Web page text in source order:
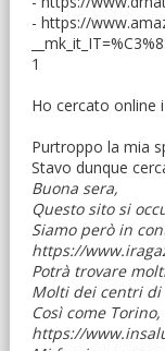
- https://
1
Ho cercato online
Purtroppo la mia
Stavo dunque
Buona sera,
Questo sito si
Siamo però in
https://
Potrà trovare
Molti dei centri di
Così come
https://